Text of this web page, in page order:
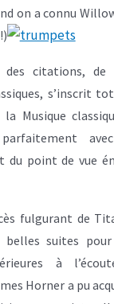
on a connu
des citations, de
s’inscrit
Musique
du point de vue
fulgurant de
suites
à
Horner a pu